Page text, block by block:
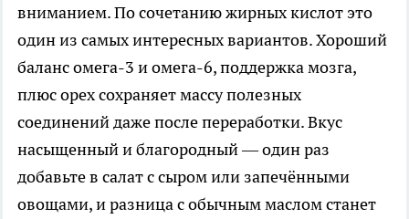
вниманием. По сочетанию жирных кислот это
один из самых интересных вариантов. Хороший
баланс омега-3 и омега-6, поддержка мозга,
плюс орех сохраняет массу полезных
соединений даже после переработки. Вкус
насыщенный и благородный — один раз
добавьте в салат с сыром или запечёнными
овощами, и разница с обычным маслом станет